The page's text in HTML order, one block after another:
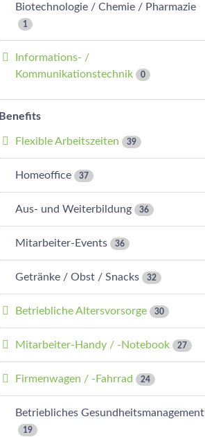
Biotechnologie / Chemie / Pharmazie
1
Informations- /
Kommunikationstechnik
0
Benefits
Flexible Arbeitszeiten 39
Homeoffice 37
Aus- und Weiterbildung 36
Mitarbeiter-Events 36
Getränke / Obst / Snacks 32
Betriebliche Altersvorsorge 30
Mitarbeiter-Handy / -Notebook 27
Firmenwagen / -Fahrrad 24
Betriebliches Gesundheitsmanagement
19